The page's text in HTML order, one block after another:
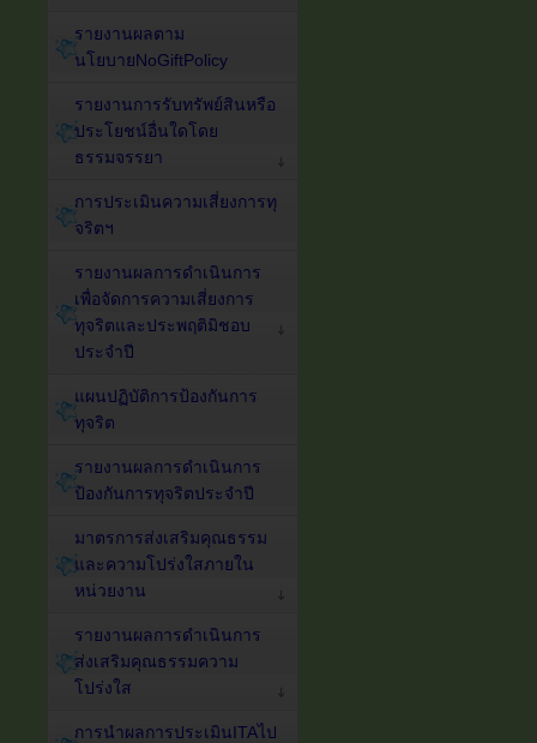
รายงานผลตาม
นโยบายNoGiftPolicy
รายงานการรับทรัพย์สินหรือ
ประโยชน์อื่นใดโดย
ธรรมจรรยา
การประเมินความเสี่ยงการทุ
จริตฯ
รายงานผลการดำเนินการ
เพื่อจัดการความเสี่ยงการ
ทุจริตและประพฤติมิชอบ
ประจำปี
แผนปฏิบัติการป้องกันการ
ทุจริต
รายงานผลการดำเนินการ
ป้องกันการทุจริตประจำปี
มาตรการส่งเสริมคุณธรรม
และความโปร่งใสภายใน
หน่วยงาน
รายงานผลการดำเนินการ
ส่งเสริมคุณธรรมความ
โปร่งใส
การนำผลการประเมินITAไป